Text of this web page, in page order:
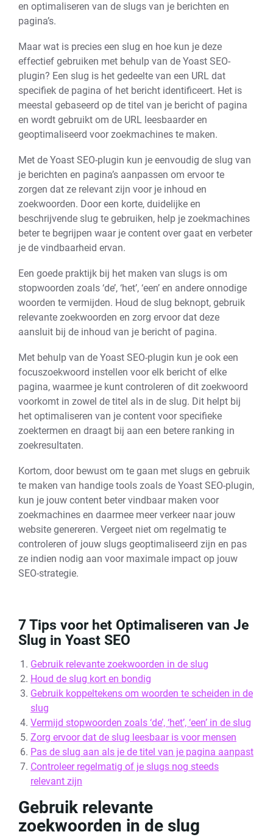
en optimaliseren van de slugs van je berichten en
pagina’s.
Maar wat is precies een slug en hoe kun je deze
effectief gebruiken met behulp van de Yoast SEO-
plugin? Een slug is het gedeelte van een URL dat
specifiek de pagina of het bericht identificeert. Het is
meestal gebaseerd op de titel van je bericht of pagina
en wordt gebruikt om de URL leesbaarder en
geoptimaliseerd voor zoekmachines te maken.
Met de Yoast SEO-plugin kun je eenvoudig de slug van
je berichten en pagina’s aanpassen om ervoor te
zorgen dat ze relevant zijn voor je inhoud en
zoekwoorden. Door een korte, duidelijke en
beschrijvende slug te gebruiken, help je zoekmachines
beter te begrijpen waar je content over gaat en verbeter
je de vindbaarheid ervan.
Een goede praktijk bij het maken van slugs is om
stopwoorden zoals ‘de’, ‘het’, ‘een’ en andere onnodige
woorden te vermijden. Houd de slug beknopt, gebruik
relevante zoekwoorden en zorg ervoor dat deze
aansluit bij de inhoud van je bericht of pagina.
Met behulp van de Yoast SEO-plugin kun je ook een
focuszoekwoord instellen voor elk bericht of elke
pagina, waarmee je kunt controleren of dit zoekwoord
voorkomt in zowel de titel als in de slug. Dit helpt bij
het optimaliseren van je content voor specifieke
zoektermen en draagt bij aan een betere ranking in
zoekresultaten.
Kortom, door bewust om te gaan met slugs en gebruik
te maken van handige tools zoals de Yoast SEO-plugin,
kun je jouw content beter vindbaar maken voor
zoekmachines en daarmee meer verkeer naar jouw
website genereren. Vergeet niet om regelmatig te
controleren of jouw slugs geoptimaliseerd zijn en pas
ze indien nodig aan voor maximale impact op jouw
SEO-strategie.
7 Tips voor het Optimaliseren van Je
Slug in Yoast SEO
Gebruik relevante zoekwoorden in de slug
Houd de slug kort en bondig
Gebruik koppeltekens om woorden te scheiden in de
slug
Vermijd stopwoorden zoals ‘de’, ‘het’, ‘een’ in de slug
Zorg ervoor dat de slug leesbaar is voor mensen
Pas de slug aan als je de titel van je pagina aanpast
Controleer regelmatig of je slugs nog steeds
relevant zijn
Gebruik relevante
zoekwoorden in de slug